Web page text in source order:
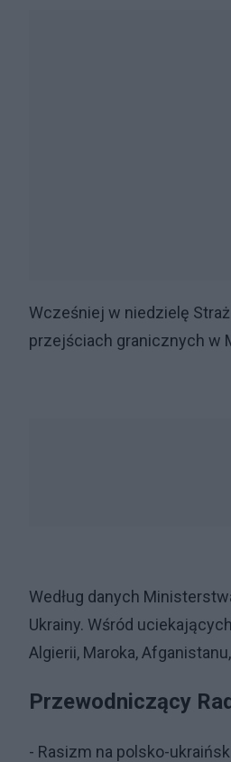
Wcześniej w niedzielę
przejściach granicznych w
Według danych
Ukrainy. Wśród
Algierii, Maroka,
Przewodniczący
- Rasizm na polsko-